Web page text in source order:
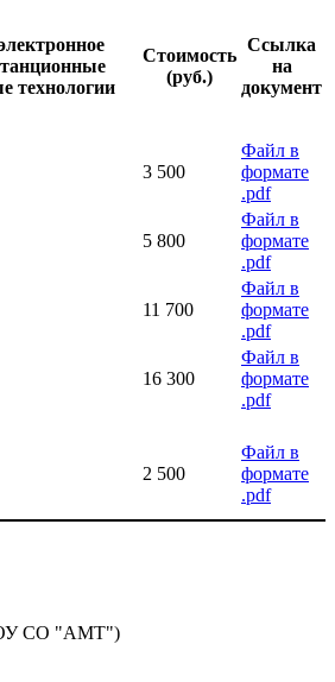
технологии
Стоимость
(руб.)
Ссылка
на
документ
3 500
Файл в
формате
.pdf
5 800
Файл в
формате
.pdf
11 700
Файл в
формате
.pdf
16 300
Файл в
формате
.pdf
2 500
Файл в
формате
.pdf
СО "АМТ")